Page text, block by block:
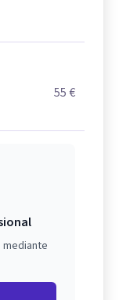
55 €
mediante